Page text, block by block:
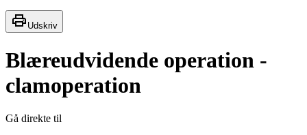
Udskriv
Blæreudvidende operation -
clamoperation
Gå direkte til